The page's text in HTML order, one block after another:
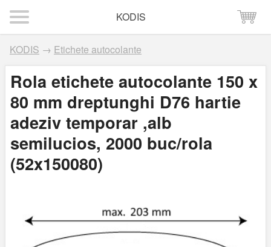
KODIS
KODIS → Etichete autocolante
Rola etichete autocolante 150 x
80 mm dreptunghi D76 hartie
adeziv temporar ,alb
semilucios, 2000 buc/rola
(52x150080)